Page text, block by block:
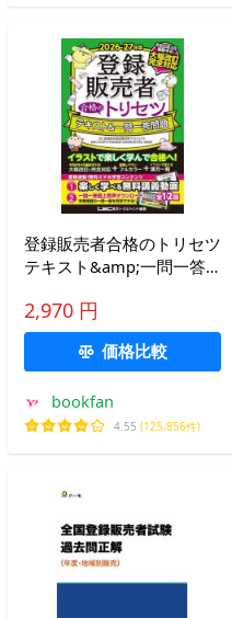
登録販売者合格のトリセツ
テキスト&amp;一問一答
廣/東京リーガルマインド
LEC登録販売者試験対策プ
ロジェクト
2,970 円
価格比較
bookfan
4.55 (125,856件)